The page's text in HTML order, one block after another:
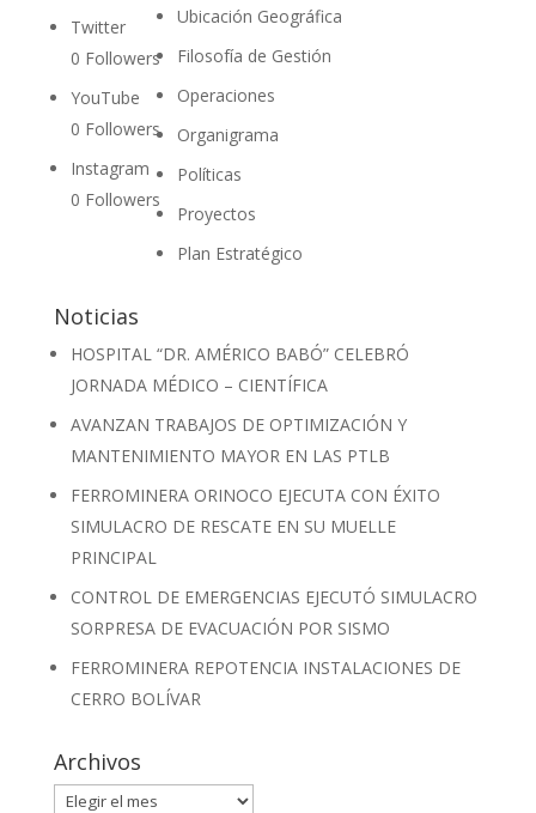
Twitter
0 Followers
YouTube
0 Followers
Instagram
0 Followers
Ubicación Geográfica
Filosofía de Gestión
Operaciones
Organigrama
Políticas
Proyectos
Plan Estratégico
Noticias
HOSPITAL “DR. AMÉRICO BABÓ” CELEBRÓ
JORNADA MÉDICO – CIENTÍFICA
AVANZAN TRABAJOS DE OPTIMIZACIÓN Y
MANTENIMIENTO MAYOR EN LAS PTLB
FERROMINERA ORINOCO EJECUTA CON ÉXITO
SIMULACRO DE RESCATE EN SU MUELLE
PRINCIPAL
CONTROL DE EMERGENCIAS EJECUTÓ SIMULACRO
SORPRESA DE EVACUACIÓN POR SISMO
FERROMINERA REPOTENCIA INSTALACIONES DE
CERRO BOLÍVAR
Archivos
Archivos